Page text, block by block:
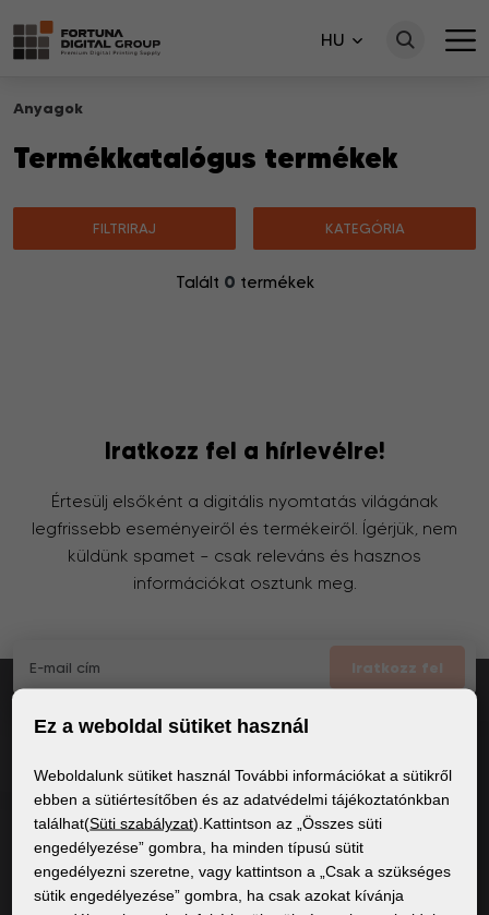
HU
Anyagok
Termékkatalógus termékek
FILTRIRAJ KATEGÓRIA
Talált 0 termékek
Iratkozz fel a hírlevélre!
Értesülj elsőként a digitális nyomtatás világának
legfrissebb eseményeiről és termékeiről. Ígérjük, nem
küldünk spamet – csak releváns és hasznos
információkat osztunk meg.
Iratkozz fel
Elfogadoma GDPR általános feltételei
ÁLTALÁNOS INFORMÁCIÓK
Adatvédelmi irányelvek
Ez a weboldal sütiket használ
Weboldalunk sütiket használ További információkat a sütikről
ebben a sütiértesítőben és az adatvédelmi tájékoztatónkban
találhat(Süti szabályzat).Kattintson az „Összes süti
engedélyezése” gombra, ha minden típusú sütit
engedélyezni szeretne, vagy kattintson a „Csak a szükséges
sütik engedélyezése” gombra, ha csak azokat kívánja